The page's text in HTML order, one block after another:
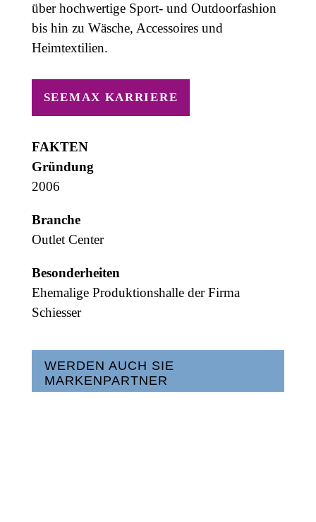
über hochwertige Sport- und Outdoorfashion
bis hin zu Wäsche, Accessoires und
Heimtextilien.
SEEMAX KARRIERE
FAKTEN
Gründung
2006
Branche
Outlet Center
Besonderheiten
Ehemalige Produktionshalle der Firma
Schiesser
WERDEN AUCH SIE
MARKENPARTNER